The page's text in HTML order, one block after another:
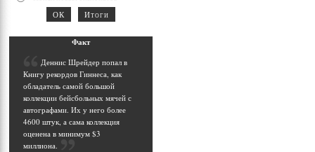
Факт
Деннис Шрейдер попал в
Книгу рекордов Гиннеса, как
обладатель самой большой
коллекции бейсбольных мячей с
автографами. Их у него более
4600 штук, а сама коллекция
оценена в минимум $3
миллиона.